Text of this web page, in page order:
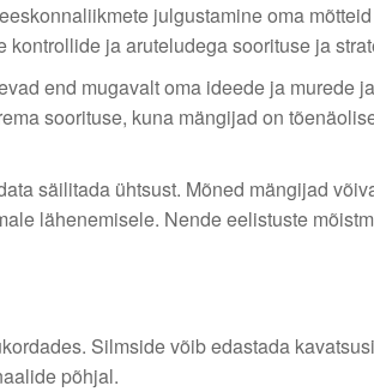
julgustamine oma
ja aruteludega soorituse ja
end mugavalt oma ideede ja murede
soorituse, kuna mängijad on
säilitada ühtsust. Mõned mängijad
lähenemisele. Nende eelistuste
Silmside võib edastada
põhjal.